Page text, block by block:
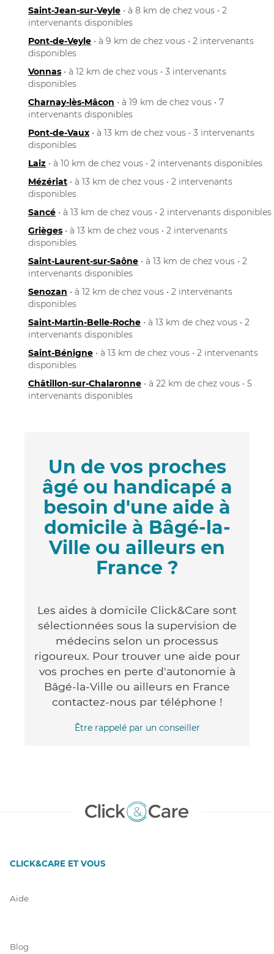
Saint-Jean-sur-Veyle • à 8 km de chez vous • 2
intervenants disponibles
Pont-de-Veyle • à 9 km de chez vous • 2 intervenants
disponibles
Vonnas • à 12 km de chez vous • 3 intervenants
disponibles
Charnay-lès-Mâcon • à 19 km de chez vous • 7
intervenants disponibles
Pont-de-Vaux • à 13 km de chez vous • 3 intervenants
disponibles
Laiz • à 10 km de chez vous • 2 intervenants disponibles
Mézériat • à 13 km de chez vous • 2 intervenants
disponibles
Sancé • à 13 km de chez vous • 2 intervenants disponibles
Grièges • à 13 km de chez vous • 2 intervenants
disponibles
Saint-Laurent-sur-Saône • à 13 km de chez vous • 2
intervenants disponibles
Senozan • à 12 km de chez vous • 2 intervenants
disponibles
Saint-Martin-Belle-Roche • à 13 km de chez vous • 2
intervenants disponibles
Saint-Bénigne • à 13 km de chez vous • 2 intervenants
disponibles
Châtillon-sur-Chalaronne • à 22 km de chez vous • 5
intervenants disponibles
Un de vos proches
âgé ou handicapé a
besoin d'une aide à
domicile à Bâgé-la-
Ville ou ailleurs en
France ?
Les aides à domicile Click&Care sont
sélectionnées sous la supervision de
médecins selon un processus
rigoureux. Pour trouver une aide pour
vos proches en perte d'autonomie à
Bâgé-la-Ville ou ailleurs en France
contactez-nous par téléphone !
Être rappelé par un conseiller
CLICK&CARE ET VOUS
Aide
Blog